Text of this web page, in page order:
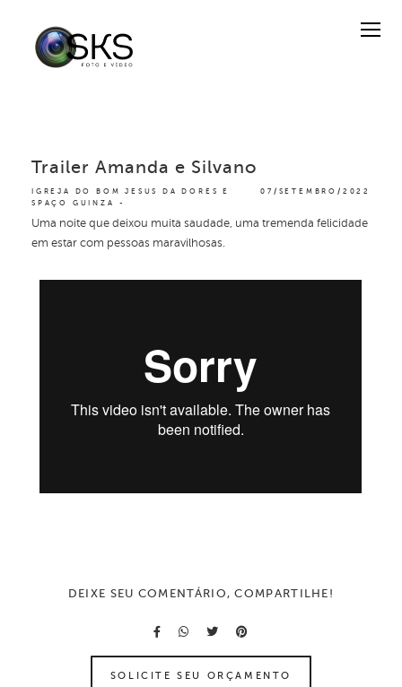
IGREJA DO BOM JESUS DA DORES E
SPAÇO GUINZA
07/SETEMBRO/2022
Trailer Amanda e Silvano
Uma noite que deixou muita saudade, uma tremenda felicidade
em estar com pessoas maravilhosas.
DEIXE SEU COMENTÁRIO, COMPARTILHE!
SOLICITE SEU ORÇAMENTO